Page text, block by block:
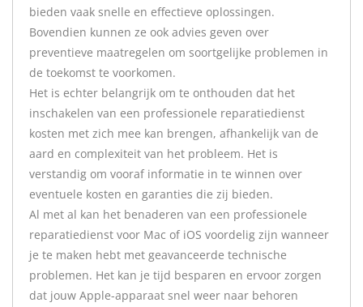
bieden vaak snelle en effectieve oplossingen.
Bovendien kunnen ze ook advies geven over
preventieve maatregelen om soortgelijke problemen in
de toekomst te voorkomen.
Het is echter belangrijk om te onthouden dat het
inschakelen van een professionele reparatiedienst
kosten met zich mee kan brengen, afhankelijk van de
aard en complexiteit van het probleem. Het is
verstandig om vooraf informatie in te winnen over
eventuele kosten en garanties die zij bieden.
Al met al kan het benaderen van een professionele
reparatiedienst voor Mac of iOS voordelig zijn wanneer
je te maken hebt met geavanceerde technische
problemen. Het kan je tijd besparen en ervoor zorgen
dat jouw Apple-apparaat snel weer naar behoren